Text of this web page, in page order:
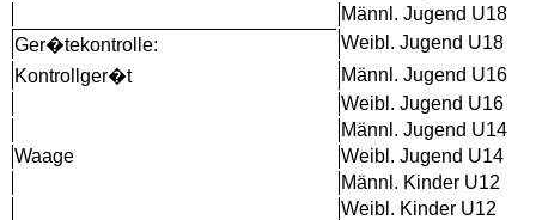
Männl. Jugend U18
Ger�tekontrolle:
Weibl. Jugend U18
Kontrollger�t
Männl. Jugend U16
Weibl. Jugend U16
Männl. Jugend U14
Waage
Weibl. Jugend U14
Männl. Kinder U12
Weibl. Kinder U12